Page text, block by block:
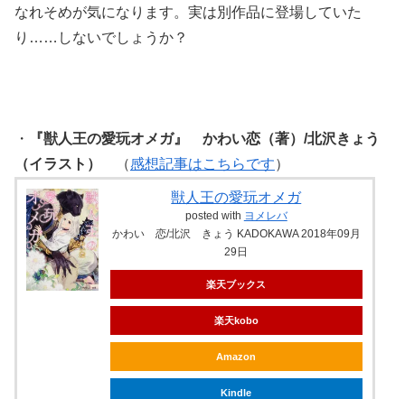
なれそめが気になります。実は別作品に登場していた
り……しないでしょうか？
・
『獣人王の愛玩オメガ』 かわい恋（著）/北沢きょう
（イラスト）
（感想記事はこちらです）
獣人王の愛玩オメガ
posted with ヨメレバ
かわい 恋/北沢 きょう KADOKAWA 2018年09月
29日
楽天ブックス
楽天kobo
Amazon
Kindle